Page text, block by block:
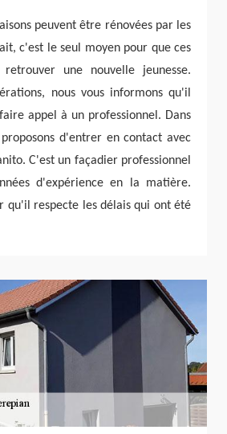
peuvent être rénovées par les
c'est le seul moyen pour que ces
retrouver une nouvelle jeunesse.
nous vous informons qu'il
appel à un professionnel. Dans
d'entrer en contact avec
C'est un façadier professionnel
d'expérience en la matière.
qu'il respecte les délais qui ont été